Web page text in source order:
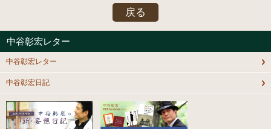
戻る
中谷彰宏レター
中谷彰宏レター
中谷彰宏日記